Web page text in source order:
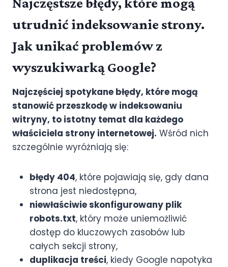
utrudnić indeksowanie strony.
Jak unikać problemów z
wyszukiwarką Google?
Najczęściej spotykane błędy, które mogą
stanowić przeszkodę w indeksowaniu
witryny, to istotny temat dla każdego
właściciela strony internetowej. Wśród nich
szczególnie wyróżniają się:
błędy 404, które pojawiają się, gdy dana
strona jest niedostępna,
niewłaściwie skonfigurowany plik
robots.txt, który może uniemożliwić
dostęp do kluczowych zasobów lub
całych sekcji strony,
duplikacja treści, kiedy Google napotyka